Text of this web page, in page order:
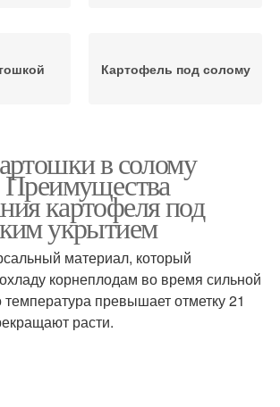
Картофель под солому
в солому
картофеля под
укрытием
материал, который
корнеплодам во время сильной
превышает отметку 21
расти.